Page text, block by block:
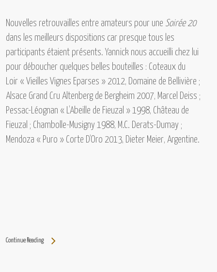
Nouvelles retrouvailles entre amateurs pour une Soirée 20
dans les meilleurs dispositions car presque tous les
participants étaient présents. Yannick nous accueilli chez lui
pour déboucher quelques belles bouteilles : Coteaux du
Loir « Vieilles Vignes Eparses » 2012, Domaine de Bellivière ;
Alsace Grand Cru Altenberg de Bergheim 2007, Marcel Deiss ;
Pessac-Léognan « L’Abeille de Fieuzal » 1998, Château de
Fieuzal ; Chambolle-Musigny 1988, M.C. Derats-Dumay ;
Mendoza « Puro » Corte D’Oro 2013, Dieter Meier, Argentine.
Continue Reading